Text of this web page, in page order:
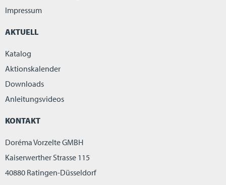
Impressum
AKTUELL
Katalog
Aktionskalender
Downloads
Anleitungsvideos
KONTAKT
Doréma Vorzelte GMBH
Kaiserwerther Strasse 115
40880 Ratingen-Düsseldorf